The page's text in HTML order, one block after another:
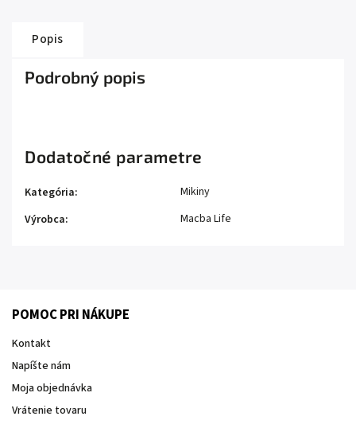
Popis
Podrobný popis
Dodatočné parametre
Kategória:
Mikiny
Výrobca: Macba Life
POMOC PRI NÁKUPE
Kontakt
Napíšte nám
Moja objednávka
Vrátenie tovaru